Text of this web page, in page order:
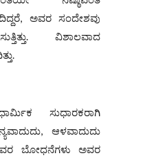
ಅವರ ಸಂದೇಶವು
ವಿಶಾಲವಾದ
ಸುಧಾರಕರಾಗಿ
ಆಳವಾದುದು
ಬೋಧನೆಗಳು ಅವರ